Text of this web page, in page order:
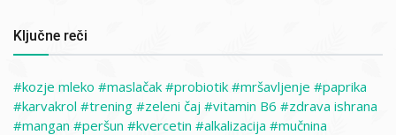
Ključne reči
kozje mleko maslačak probiotik mršavljenje
paprika
karvakrol
trening zeleni čaj vitamin B6
zdrava ishrana
mangan
peršun kvercetin alkalizacija mučnina